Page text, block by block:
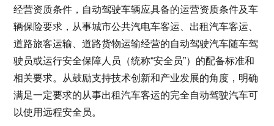
经营资质条件，自动驾驶车辆应具备的运营资质条件及车
辆保险要求，从事城市公共汽电车客运、出租汽车客运、
道路旅客运输、道路货物运输经营的自动驾驶汽车随车驾
驶员或运行安全保障人员（统称“安全员”）的配备标准和
相关要求。从鼓励支持技术创新和产业发展的角度，明确
满足一定要求的从事出租汽车客运的完全自动驾驶汽车可
以使用远程安全员。